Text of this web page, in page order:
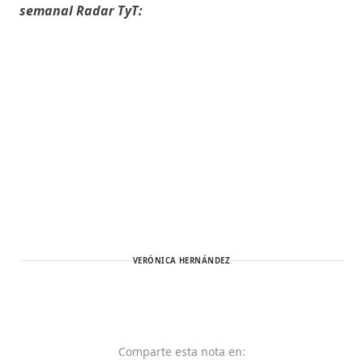
semanal Radar TyT:
VERÓNICA HERNÁNDEZ
Comparte esta nota en: